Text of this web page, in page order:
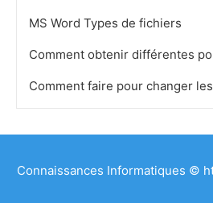
MS Word Types de fichiers
Connaissances Informatiques ©